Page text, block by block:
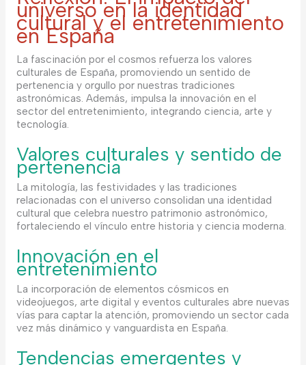
universo en la identidad
cultural y el entretenimiento
en España
La fascinación por el cosmos refuerza los valores
culturales de España, promoviendo un sentido de
pertenencia y orgullo por nuestras tradiciones
astronómicas. Además, impulsa la innovación en el
sector del entretenimiento, integrando ciencia, arte y
tecnología.
Valores culturales y sentido de
pertenencia
La mitología, las festividades y las tradiciones
relacionadas con el universo consolidan una identidad
cultural que celebra nuestro patrimonio astronómico,
fortaleciendo el vínculo entre historia y ciencia moderna.
Innovación en el
entretenimiento
La incorporación de elementos cósmicos en
videojuegos, arte digital y eventos culturales abre nuevas
vías para captar la atención, promoviendo un sector cada
vez más dinámico y vanguardista en España.
Tendencias emergentes y